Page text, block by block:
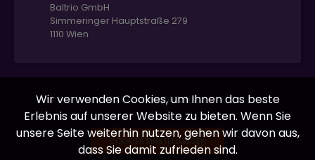
Baltrio GmbH
Simmeringer Hauptstraße 279
1110 Wien
© 2026 copyright Baltrio.at
COOKIES EINSTELLUNGEN
Wir verwenden Cookies, um Ihnen das beste
Erlebnis auf unserer Website zu bieten. Wenn Sie
unsere Seite weiterhin nutzen, gehen wir davon aus,
dass Sie damit zufrieden sind.